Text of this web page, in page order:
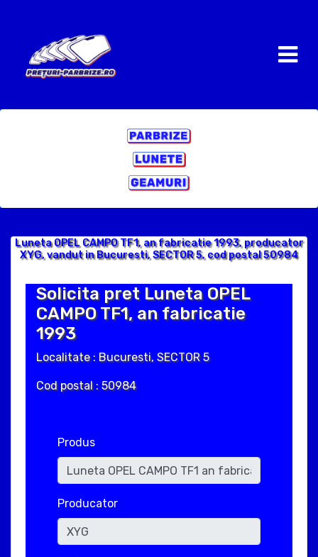
Luneta OPEL CAMPO TF1, an fabricatie 1993, producator
XYG, vandut in Bucuresti, SECTOR 5, cod postal 50984
Solicita pret Luneta OPEL
CAMPO TF1, an fabricatie
1993
Localitate : Bucuresti, SECTOR 5
Cod postal : 50984
Produs
Producator